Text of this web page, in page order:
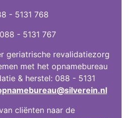
- 5131 768
- 5131 767
geriatrische revalidatiezorg
met het opnamebureau
& herstel: 088 - 5131
cliënten naar de